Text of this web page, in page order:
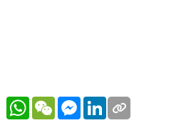
WhatsApp
WeChatMessenger
LinkedIn